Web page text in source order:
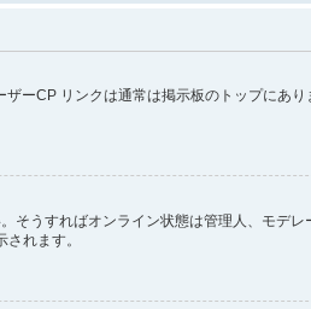
ーCP リンクは通常は掲示板のトップにあ
そうすればオンライン状態は管理人、モデ
れます。